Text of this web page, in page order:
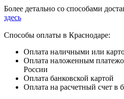
Более детально со способами
здесь
Способы оплаты в Краснодаре:
Оплата наличными или
Оплата наложенным
России
Оплата банковской картой
Оплата на расчетный счет в